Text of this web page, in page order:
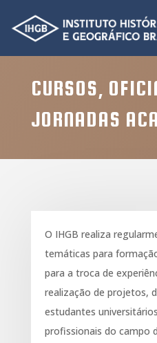
CURSOS,
JORNADAS
O IHGB realiza
temáticas para
para a troca de
realização de projetos,
estudantes
profissionais do campo